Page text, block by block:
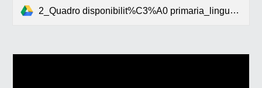
2_Quadro disponibilit%C3%A0 primaria_lingua inglese2024-2025.pdf